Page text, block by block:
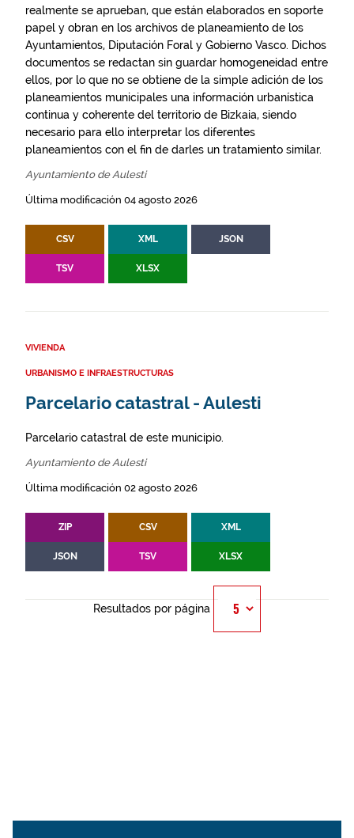
realmente se aprueban, que están elaborados en soporte
papel y obran en los archivos de planeamiento de los
Ayuntamientos, Diputación Foral y Gobierno Vasco. Dichos
documentos se redactan sin guardar homogeneidad entre
ellos, por lo que no se obtiene de la simple adición de los
planeamientos municipales una información urbanística
continua y coherente del territorio de Bizkaia, siendo
necesario para ello interpretar los diferentes
planeamientos con el fin de darles un tratamiento similar.
Ayuntamiento de Aulesti
Última modificación 04 agosto 2026
CSV XML JSON
TSV XLSX
VIVIENDA
URBANISMO E INFRAESTRUCTURAS
Parcelario catastral - Aulesti
Parcelario catastral de este municipio.
Ayuntamiento de Aulesti
Última modificación 02 agosto 2026
ZIP CSV XML
JSON TSV XLSX
Resultados por página